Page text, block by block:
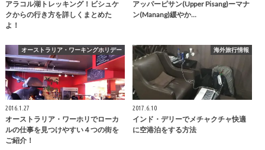
アラコル湖トレッキング！ビシュケ
クからの行き方を詳しくまとめた
よ！
アッパーピサン(Upper Pisang)ーマナ
ン(Manang)緩やか…
オーストラリア・ワーキングホリデー
2016.1.27
オーストラリア・ワーホリでローカ
ルの仕事を見つけやすい４つの街を
ご紹介！
海外旅行情報
2017.6.10
インド・デリーでメチャクチャ快適
に空港泊をする方法